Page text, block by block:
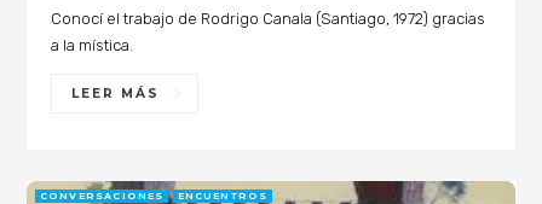
Conocí el trabajo de Rodrigo Canala (Santiago, 1972) gracias
a la mística.
LEER MÁS
CONVERSACIONES ENCUENTROS